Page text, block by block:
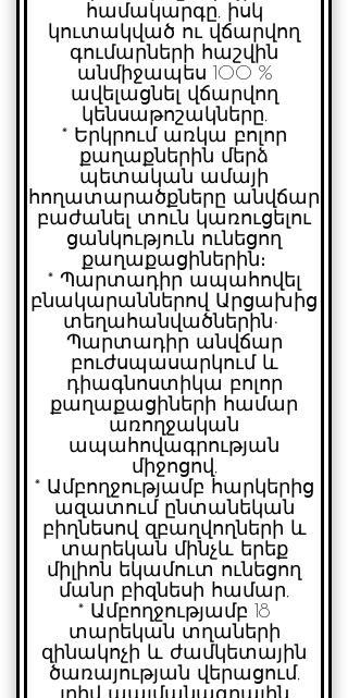
համակարգը, իսկ
կուտակված ու վճարվող
գումարների հաշվին
անմիջապես 100 %
ավելացնել վճարվող
կենսաթոշակները,
* ⁠Երկրում առկա բոլոր
քաղաքներին մերձ
պետական ամայի
հողատարածքները անվճար
բաժանել տուն կառուցելու
ցանկություն ունեցող
քաղաքացիներին։
* ⁠Պարտադիր ապահովել
բնակարաններով Արցախից
տեղահանվածներին•⁠
⁠Պարտադիր անվճար
բուժսպասարկում և
դիագնոստիկա բոլոր
քաղաքացիների համար
առողջական
ապահովագրության
միջոցով,
* ⁠Ամբողջությամբ հարկերից
ազատում ընտանեկան
բիղնեսով զբաղվողների և
տարեկան մինչև երեք
միլիոն եկամուտ ունեցող
մանր բիզնեսի համար,
* Ամբողջությամբ 18
տարեկան տղաների
զինակոչի և ժամկետային
ծառայության վերացում,
լրիվ պայմանագրային